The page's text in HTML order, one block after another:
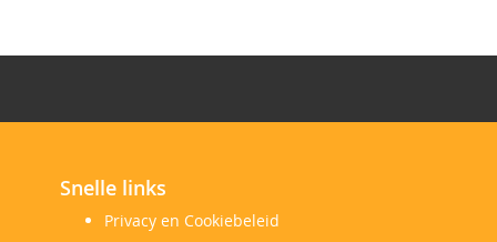
Snelle links
Privacy en Cookiebeleid